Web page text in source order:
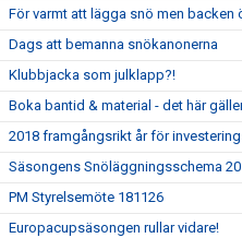
För varmt att lägga snö men backen
Dags att bemanna snökanonerna
Klubbjacka som julklapp?!
Boka bantid & material - det här
2018 framgångsrikt år för
Säsongens Snöläggningsschema
PM Styrelsemöte 181126
Europacupsäsongen rullar vidare!